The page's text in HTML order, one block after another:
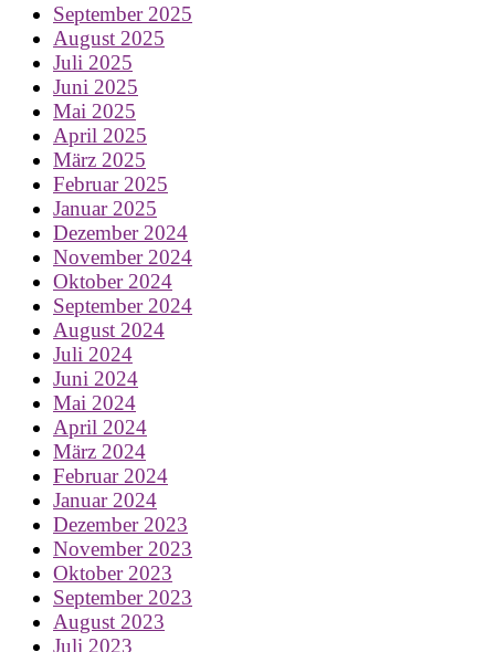
September 2025
August 2025
Juli 2025
Juni 2025
Mai 2025
April 2025
März 2025
Februar 2025
Januar 2025
Dezember 2024
November 2024
Oktober 2024
September 2024
August 2024
Juli 2024
Juni 2024
Mai 2024
April 2024
März 2024
Februar 2024
Januar 2024
Dezember 2023
November 2023
Oktober 2023
September 2023
August 2023
Juli 2023